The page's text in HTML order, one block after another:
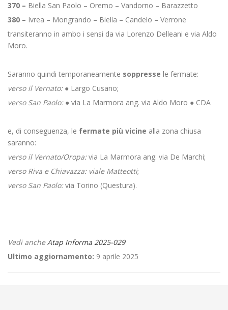
370 – Biella San Paolo – Oremo – Vandorno – Barazzetto
380 – Ivrea – Mongrando – Biella – Candelo – Verrone
transiteranno in ambo i sensi da via Lorenzo Delleani e via Aldo
Moro.
Saranno quindi temporaneamente soppresse le fermate:
verso il Vernato: ● Largo Cusano;
verso San Paolo: ● via La Marmora ang. via Aldo Moro ● CDA
e, di conseguenza, le fermate più vicine alla zona chiusa
saranno:
verso il Vernato/Oropa:via La Marmora ang. via De Marchi;
verso Riva e Chiavazza: viale Matteotti;
verso San Paolo:via Torino (Questura).
Vedi ancheAtap Informa 2025-029
Ultimo aggiornamento: 9 aprile 2025